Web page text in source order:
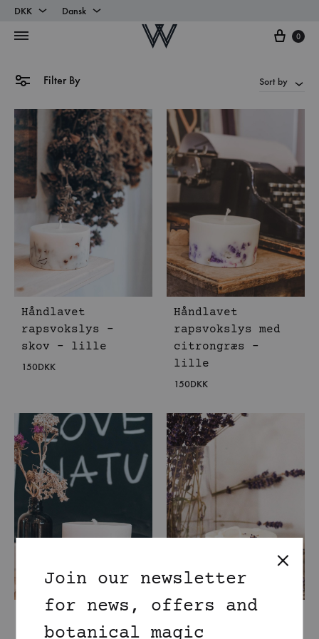
DKK
DKK
Dansk
Cart
0
Filter By Sort by
Håndlavet
rapsvokslys –
skov – lille
150DKK
Håndlavet
rapsvokslys med
citrongræs –
lille
150DKK
rapsvokslys med
rapsvokslys med
Join our newsletter
for news, offers and
botanical magic